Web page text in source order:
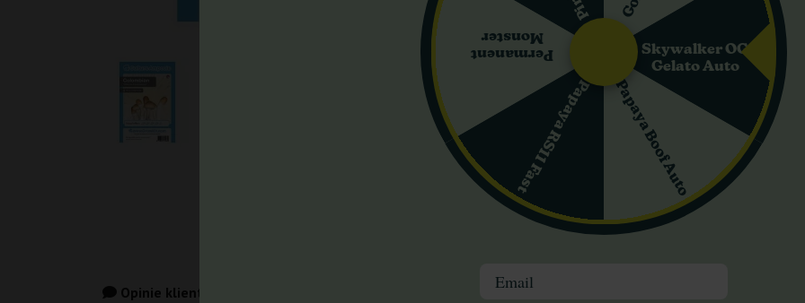
Charakterystyka odmiany
Opinie klientów
Skywalker OG
Gelato Auto
Papaya Boof Auto
Papaya RS11 Fast
Permanent
Monster
Email